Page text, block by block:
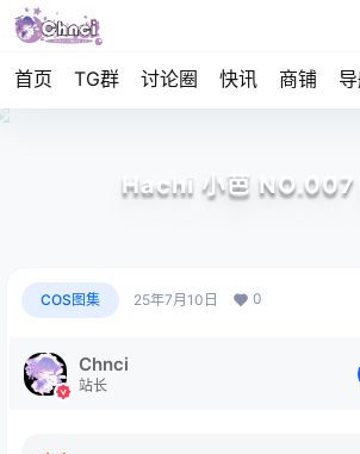
首页 TG群 讨论圈 快讯 商铺
Hachi 小芭 NO.007
COS图集 25年7月10日 0
Chnci
站长